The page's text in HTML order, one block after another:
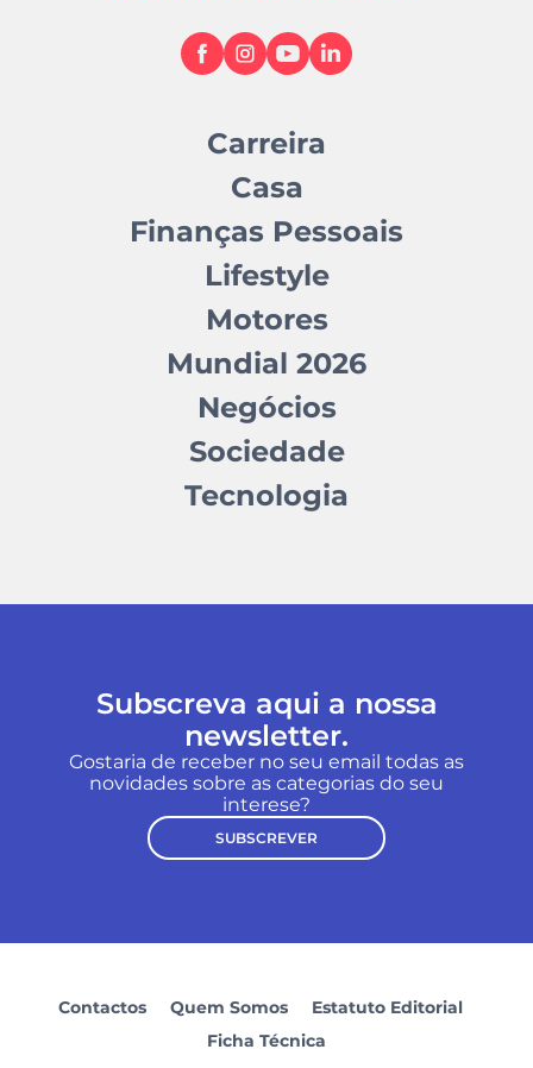
Carreira
Casa
Finanças Pessoais
Lifestyle
Motores
Mundial 2026
Negócios
Sociedade
Tecnologia
Subscreva aqui a nossa
newsletter.
Gostaria de receber no seu email todas as
novidades sobre as categorias do seu
interese?
SUBSCREVER
Contactos Quem Somos
Estatuto Editorial
Ficha Técnica